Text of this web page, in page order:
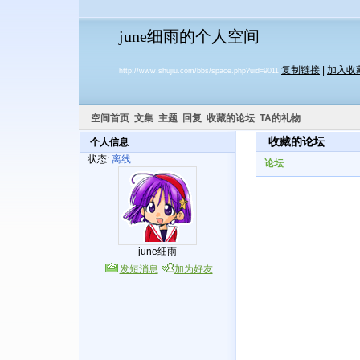
june细雨的个人空间
http://www.shujiu.com/bbs/space.php?uid=9011 复制链接 加入收
空间首页 文集 主题 回复 收藏的论坛 TA的礼物
个人信息
状态: 离线
june细雨
发短消息
加为好友
收藏的论坛
论坛